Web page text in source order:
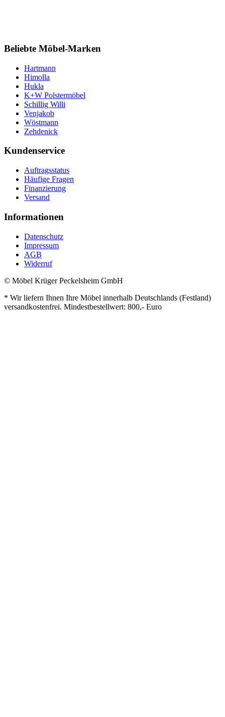
Beliebte Möbel-Marken
Hartmann
Himolla
Hukla
K+W Polstermöbel
Schillig Willi
Venjakob
Wöstmann
Zehdenick
Kundenservice
Auftragsstatus
Häufige Fragen
Finanzierung
Versand
Informationen
Datenschutz
Impressum
AGB
Widerruf
© Möbel Krüger Peckelsheim GmbH
* Wir liefern Ihnen Ihre Möbel innerhalb Deutschlands (Festland)
versandkostenfrei. Mindestbestellwert: 800,- Euro